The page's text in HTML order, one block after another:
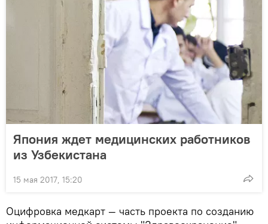
Япония ждет медицинских работников
из Узбекистана
15 мая 2017, 15:20
Оцифровка медкарт — часть проекта по созданию